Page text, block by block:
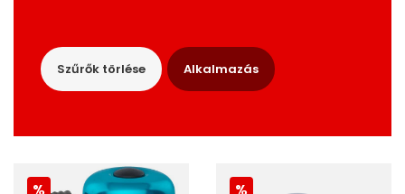
Szűrők törlése Alkalmazás